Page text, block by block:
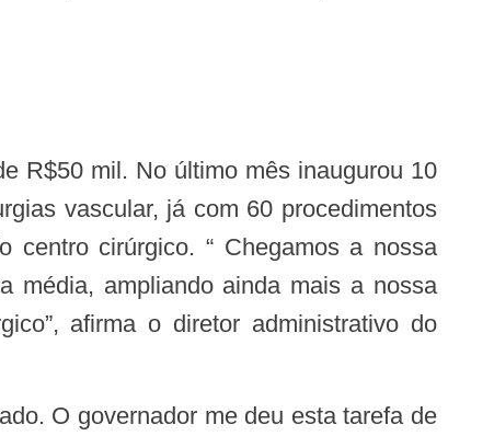
vascular, já com 60 procedimentos
centro cirúrgico. “ Chegamos a nossa
média, ampliando ainda mais a nossa
afirma o diretor administrativo do